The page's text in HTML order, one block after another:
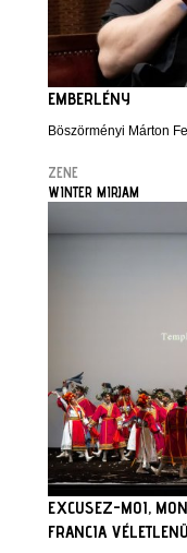
EMBERLÉNY
Böszörményi Márton
ZENE
WINTER MIRJAM
EXCUSEZ-MOI,
FRANCIA